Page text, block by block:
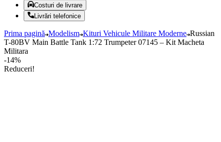
Costuri de livrare
Livrări telefonice
Prima pagină Modelism Kituri Vehicule Militare Moderne Russian
T-80BV Main Battle Tank 1:72 Trumpeter 07145 – Kit Macheta
Militara
-14%
Reduceri!